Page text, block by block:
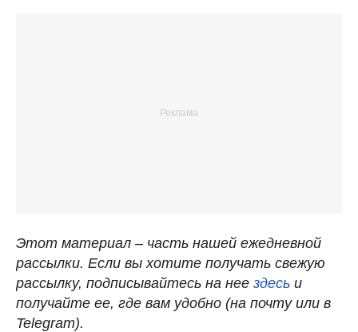
Этот материал – часть нашей ежедневной
рассылки. Если вы хотите получать свежую
рассылку, подписывайтесь на нее здесь и
получайте ее, где вам удобно (на почту или в
Telegram).